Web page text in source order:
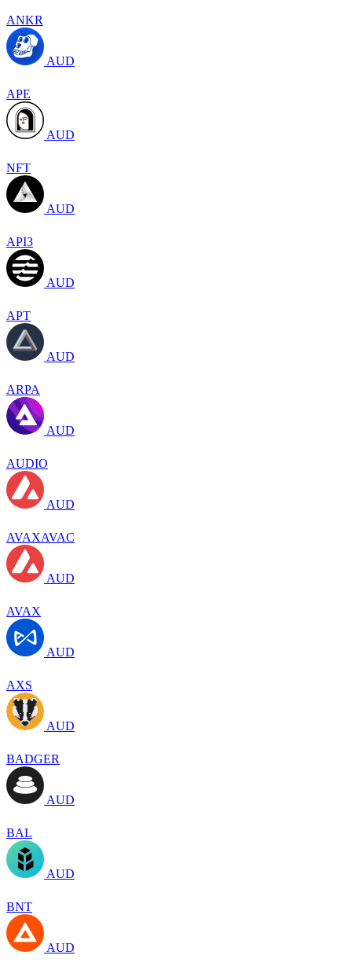
ANKR
AUD
APE
AUD
NFT
AUD
API3
AUD
APT
AUD
ARPA
AUD
AUDIO
AUD
AVAXAVAC
AUD
AVAX
AUD
AXS
AUD
BADGER
AUD
BAL
AUD
BNT
AUD